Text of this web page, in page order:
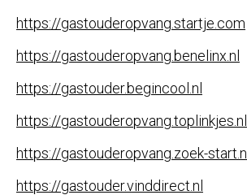
https://gastouderopvang.startje.com
https://gastouderopvang.benelinx.nl
https://gastouder.begincool.nl
https://gastouderopvang.toplinkjes.nl
https://gastouderopvang.zoek-start.nl
https://gastouder.vinddirect.nl